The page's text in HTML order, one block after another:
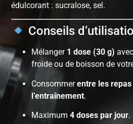
édulcorant : sucralose, sel.
Conseils
Mélanger 1 dose (30 g)
froide ou de boisson de
Consommerentre les repas
l’entraînement.
Maximum4 doses par jour.